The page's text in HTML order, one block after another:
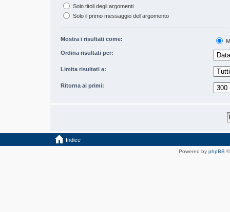
Solo titoli degli argomenti
Solo il primo messaggio dell’argomento
Mostra i risultati come:
Ordina risultati per:
Limita risultati a:
Ritorna ai primi:
Indice
Powered by phpBB